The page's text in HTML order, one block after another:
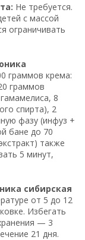
Не требуется.
с массой
ограничивать
граммов крема:
граммов
8
спирта), 2
фазу (инфуз +
бане до 70
также
5 минут,
сибирская
от 5 до 12
Избегать
— 3
21 дня.